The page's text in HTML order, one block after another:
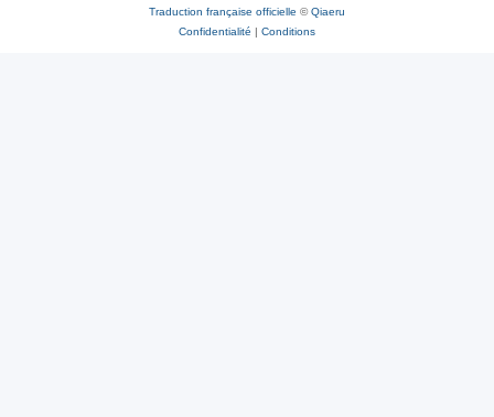
Traduction française officielle ©Qiaeru
Confidentialité | Conditions